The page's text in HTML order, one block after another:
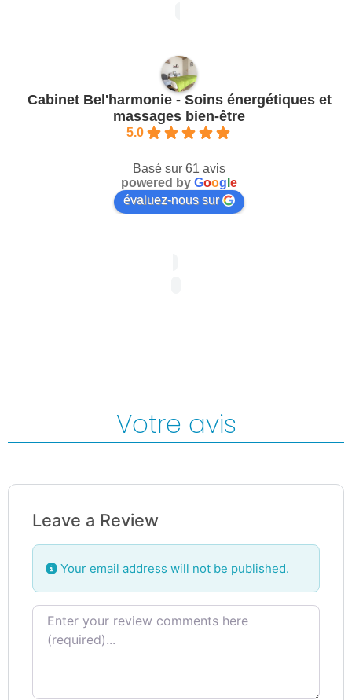
Cabinet Bel'harmonie - Soins énergétiques et
massages bien-être
5.0
Basé sur 61 avis
powered by Goog e
évaluez-nous sur
Votre avis
Leave a Review
Your email address will not be published.
Review text